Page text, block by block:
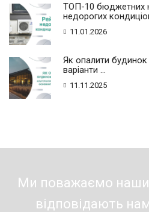
ТОП-10 бюджетних
недорогих
11.01.2026
Як опалити будинок
варіанти ...
11.11.2025
Ми поважаємо
відповідають